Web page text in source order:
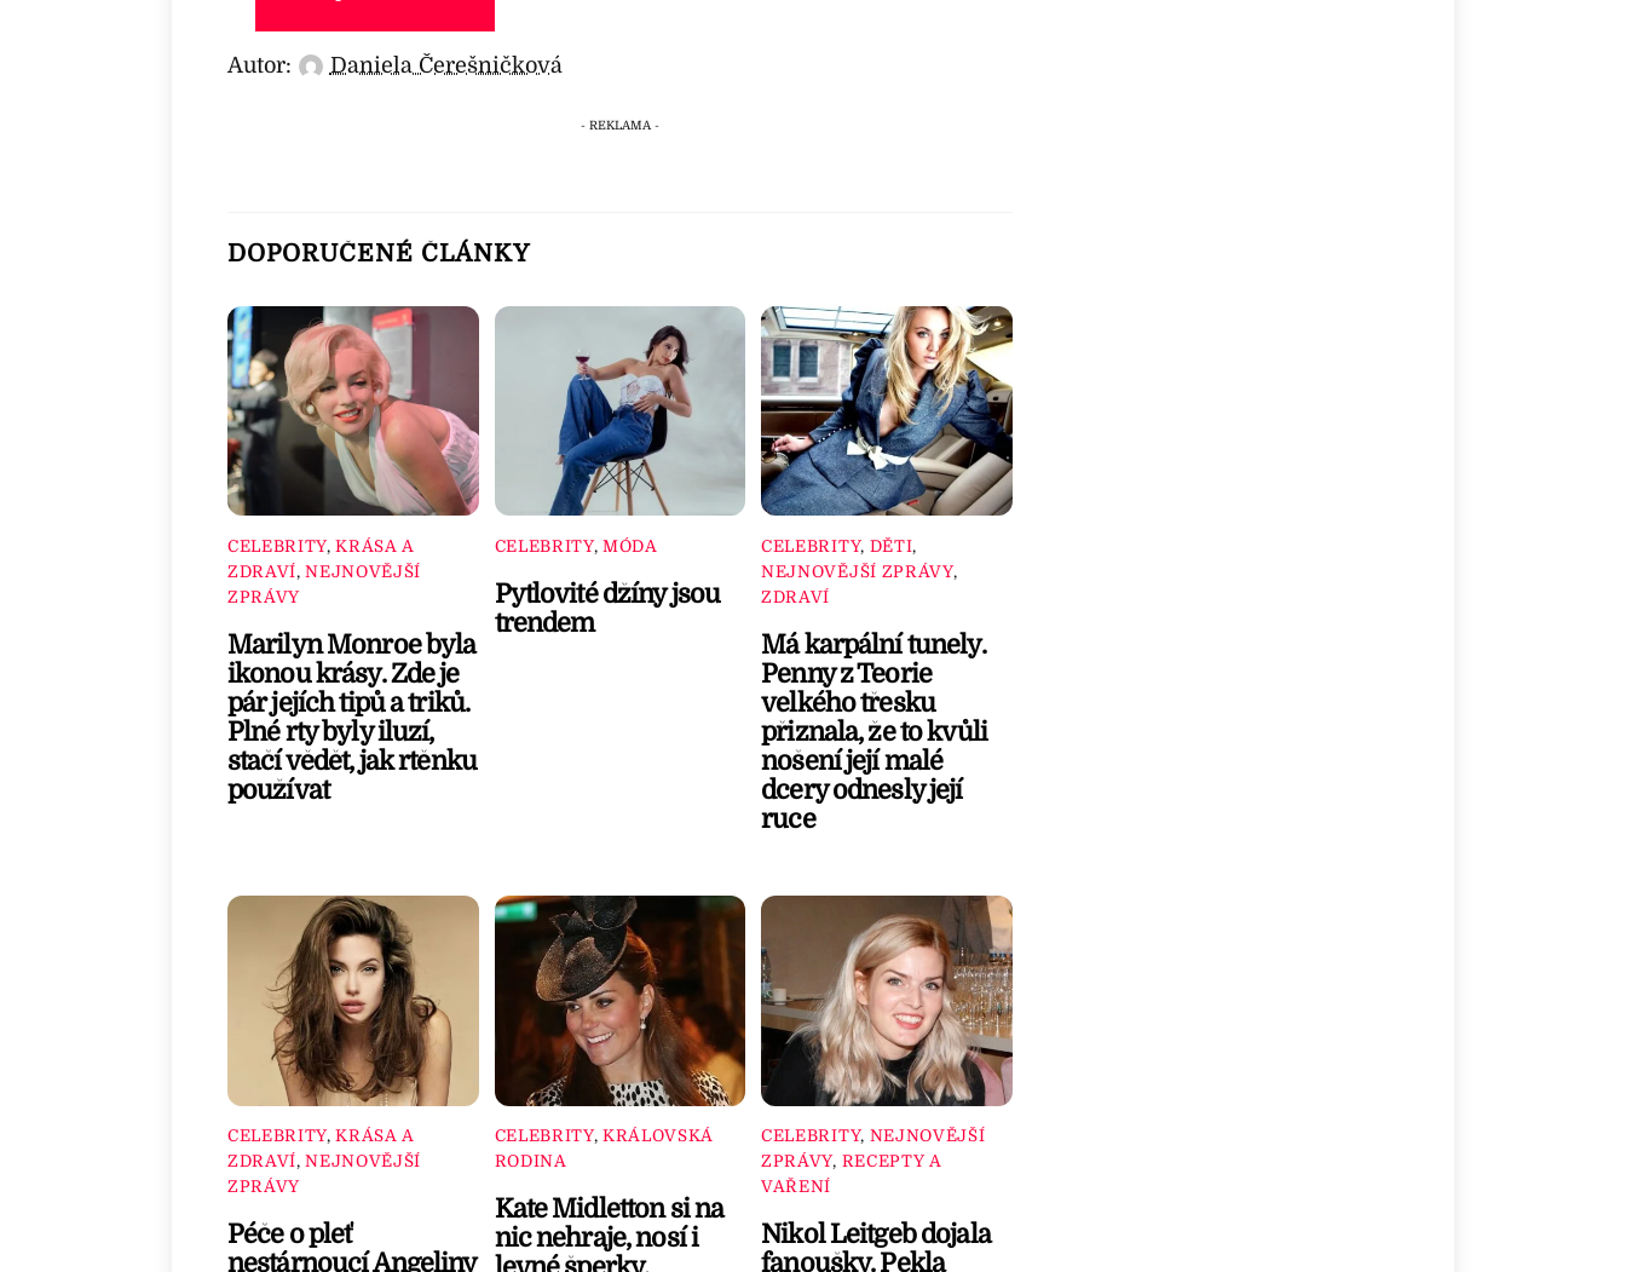
Autor: Daniela Čerešničková
DOPORUČENÉ ČLÁNKY
CELEBRITY,KRÁSA A
ZDRAVÍ,NEJNOVĚJŠÍ
ZPRÁVY
Marilyn Monroe byla
ikonou krásy. Zde je
pár jejích tipů a triků.
Plné rty byly iluzí,
stačí vědět, jak rtěnku
používat
CELEBRITY, MÓDA
Pytlovité džíny jsou
trendem
CELEBRITY, DĚTI,
NEJNOVĚJŠÍ ZPRÁVY,
ZDRAVÍ
Má karpální tunely.
Penny z Teorie
velkého třesku
přiznala, že to kvůli
nošení její malé
dcery odnesly její
ruce
CELEBRITY,KRÁSA A
ZDRAVÍ,NEJNOVĚJŠÍ
ZPRÁVY
Péče o pleť
nestárnoucí Angeliny
CELEBRITY, KRÁLOVSKÁ
RODINA
Kate Midletton si na
nic nehraje, nosí i
CELEBRITY, NEJNOVĚJŠÍ
ZPRÁVY, RECEPTY A
VAŘENÍ
Nikol Leitgeb dojala
fanoušky. Pekla